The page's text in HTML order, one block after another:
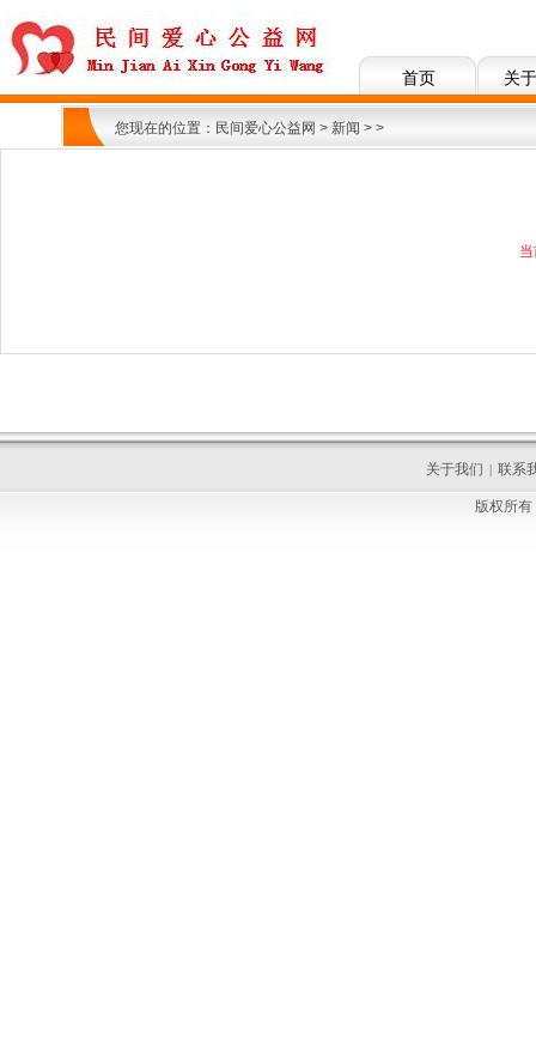
首页 关
您现在的位置： 民间爱心公益网 > 新闻 > >
关于我们 | 联系
版权所